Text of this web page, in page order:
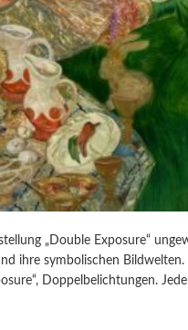
„Double Exposure“
ihre symbolischen Bildwelten.
Doppelbelichtungen.